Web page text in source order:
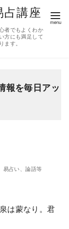
講座
者でもよくわか
方にも満足して
す。
報を毎日アッ
易占い、論語等
は蒙なり。君